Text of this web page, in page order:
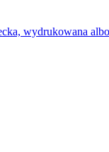
wydrukowana